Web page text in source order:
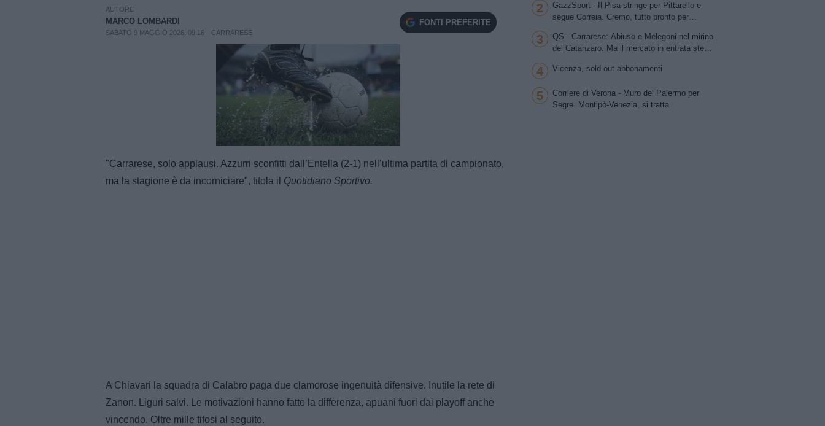
AUTORE
MARCO LOMBARDI
SABATO 9 MAGGIO 2026, 09:16 CARRARESE
FONTI PREFERITE
Unmute
100.00%
"Carrarese, solo applausi. Azzurri sconfitti dall’Entella (2-1) nell’ultima partita di campionato,
ma la stagione è da incorniciare", titola il Quotidiano Sportivo.
A Chiavari la squadra di Calabro paga due clamorose ingenuità difensive. Inutile la rete di
Zanon. Liguri salvi. Le motivazioni hanno fatto la differenza, apuani fuori dai playoff anche
vincendo. Oltre mille tifosi al seguito.
per la trequarti uno tra Chipperfield e Girma.
Vicenza su Cuppone dell'Entella. Modena,
idea Antonini
2
GazzSport - Il Pisa stringe per Pittarello e
segue Correia. Cremo, tutto pronto per
portiere Vindahl
3
QS - Carrarese: Abiuso e Melegoni nel mirino
del Catanzaro. Ma il mercato in entrata stenta
4 Vicenza, sold out abbonamenti
5
Corriere di Verona - Muro del Palermo per
Segre. Montipò-Venezia, si tratta